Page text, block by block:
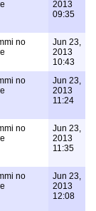
2013
09:35
no
Jun 23,
2013
10:43
no
Jun 23,
2013
11:24
no
Jun 23,
2013
11:35
no
Jun 23,
2013
12:08